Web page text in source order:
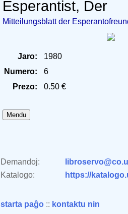
Esperantist, Der
Mitteilungsblatt der
Jaro:
1980
Numero:
6
Prezo:
0.50 €
Demandoj:
Katalogo:
https://
starta paĝo :: kontaktu nin